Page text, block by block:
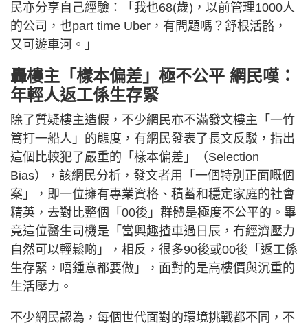
民亦分享自己經驗：「我也68(歲)，以前管理1000人
的公司，也part time Uber，有問題嗎？舒根活骼，
又可遊車河。」
轟樓主「樣本偏差」極不公平 網民嘆：
年輕人返工係生存緊
除了質疑樓主造假，不少網民亦不滿發文樓主「一竹
篙打一船人」的態度，有網民發表了長文反駁，指出
這個比較犯了嚴重的「樣本偏差」（Selection
Bias），該網民分析，發文者用「一個特別正面嘅個
案」，即一位擁有專業資格、積蓄和穩定家庭的社會
精英，去對比整個「00後」群體是極度不公平的。畢
竟這位醫生司機是「當興趣揸車過日辰，冇經濟壓力
自然可以輕鬆啲」，相反，很多90後或00後「返工係
生存緊，唔鍾意都要做」，面對的是高樓價與沉重的
生活壓力。
不少網民認為，每個世代面對的環境挑戰都不同，不